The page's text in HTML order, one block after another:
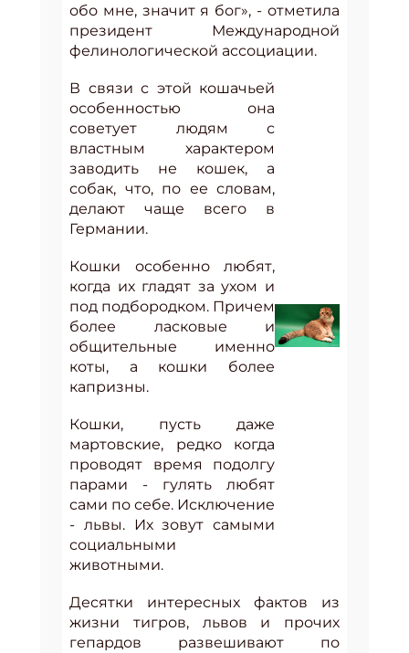
обо мне, значит я бог», - отметила
президент Международной
фелинологической ассоциации.
В связи с этой кошачьей
особенностью она
советует людям с
властным характером
заводить не кошек, а
собак, что, по ее словам,
делают чаще всего в
Германии.
Кошки особенно любят,
когда их гладят за ухом и
под подбородком. Причем
более ласковые и
общительные именно
коты, а кошки более
капризны.
Кошки, пусть даже
мартовские, редко когда
проводят время подолгу
парами - гулять любят
сами по себе. Исключение
- львы. Их зовут самыми
социальными
животными.
Десятки интересных фактов из
жизни тигров, львов и прочих
гепардов развешивают по